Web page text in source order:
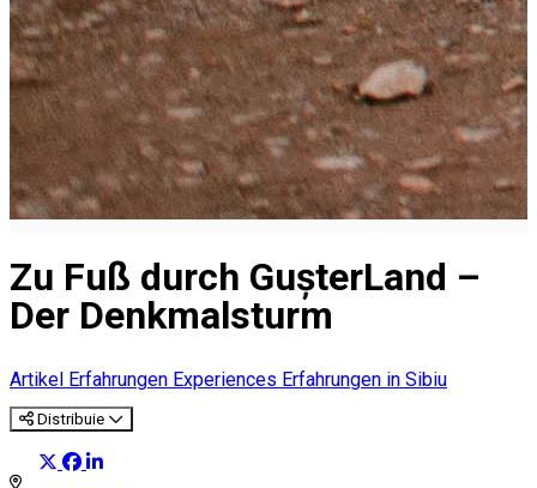
Zu Fuß durch GușterLand –
Der Denkmalsturm
Artikel Erfahrungen Experiences Erfahrungen in Sibiu
Distribuie